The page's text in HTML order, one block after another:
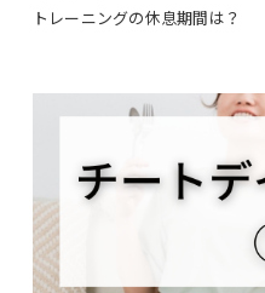
トレーニングの休息期間は？